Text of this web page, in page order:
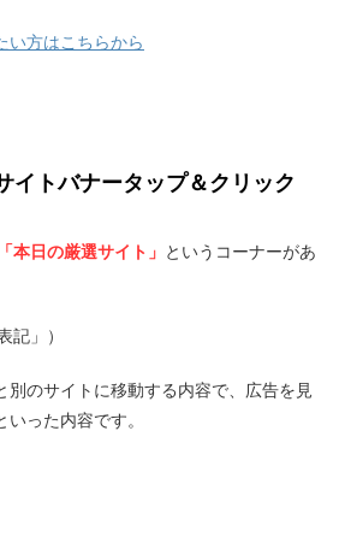
い方はこちらから
トバナータップ＆クリック
「本日の厳選サイト」 というコーナーがあ
記」）
別のサイトに移動する内容で、広告を見
った内容です。